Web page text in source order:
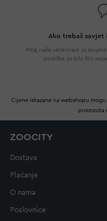
Ako trebaš savjet
Pitaj naše veterinare za
podrške za bilo što
Cijene iskazane na webshopu
proizvoda
ZOOCITY
Dostava
Plaćanje
O nama
Poslovnice